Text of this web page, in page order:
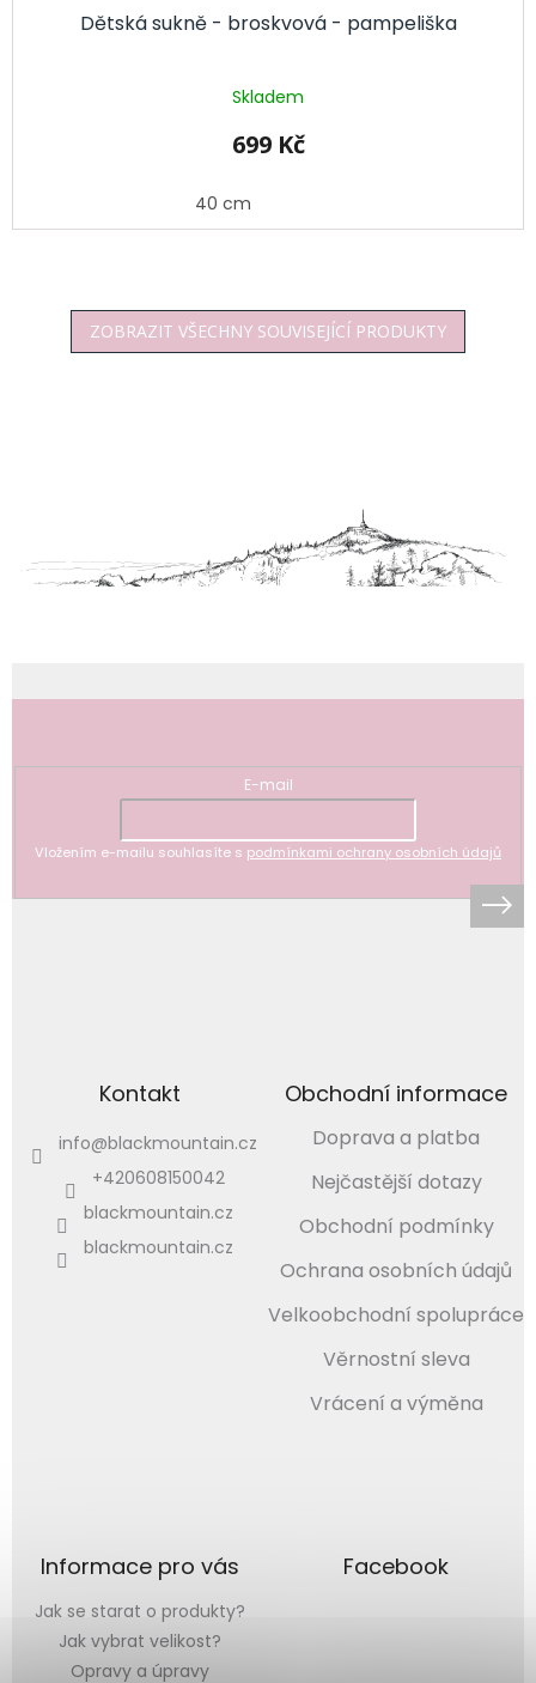
Dětská sukně - broskvová - pampeliška
Skladem
699 Kč
40 cm
ZOBRAZIT VŠECHNY SOUVISEJÍCÍ PRODUKTY
E-mail
Vložením e-mailu souhlasíte s podmínkami ochrany osobních údajů
Kontakt
info@blackmountain.cz
+420608150042
blackmountain.cz
blackmountain.cz
Obchodní informace
Doprava a platba
Nejčastější dotazy
Obchodní podmínky
Ochrana osobních údajů
Velkoobchodní spolupráce
Věrnostní sleva
Vrácení a výměna
Informace pro vás
Jak se starat o produkty?
Jak vybrat velikost?
Opravy a úpravy
Facebook